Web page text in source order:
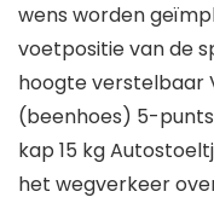
wens worden
voetpositie van de
hoogte verstelbaar
(beenhoes) 5-
kap 15 kg
het wegverkeer